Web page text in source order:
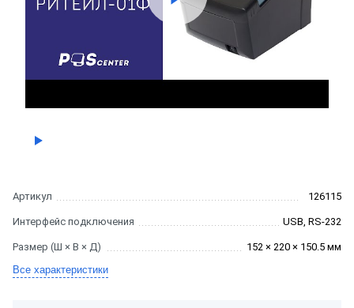
Артикул 126115
Интерфейс подключения USB, RS-232
Размер (Ш × В × Д)
152 × 220 × 150.5 мм
Все характеристики